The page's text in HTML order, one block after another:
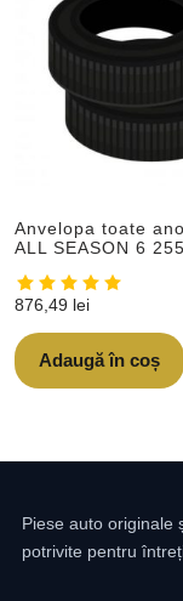
Anvelopa toate
ALL SEASON 6
876,49 lei
Adaugă în coș
Piese auto originale
potrivite pentru